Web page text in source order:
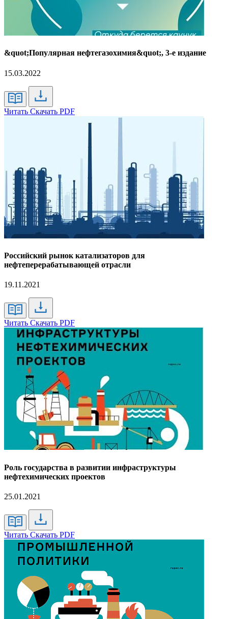
&quot;Популярная нефтегазохимия&quot;, 3-е издание
15.03.2022
Читать Скачать PDF
Российский рынок катализаторов для
нефтеперерабатывающей отрасли
19.11.2021
Читать Скачать PDF
Роль государства в развитии инфраструктуры
нефтехимических проектов
25.01.2021
Читать Скачать PDF